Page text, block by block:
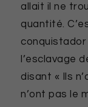
allait il ne
quantité.
l’esclavage
disant « Ils
n’ont pas le